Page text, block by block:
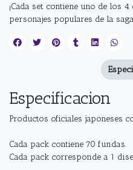
¡Cada set contiene uno de los
personajes populares de la
Especificacion
Productos oficiales japoneses
Cada pack contiene 70 fundas.
Cada pack corresponde a 1